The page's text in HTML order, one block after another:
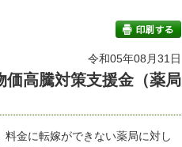
令和05年08月31日
価高騰対策支援金（薬局
金に転嫁ができない薬局に対し